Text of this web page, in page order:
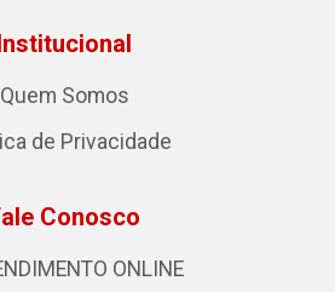
Quem Somos
de Privacidade
Conosco
ONLINE